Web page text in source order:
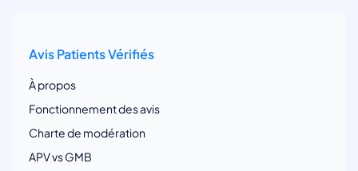
Avis Patients Vérifiés
À propos
Fonctionnement des avis
Charte de modération
APV vs GMB